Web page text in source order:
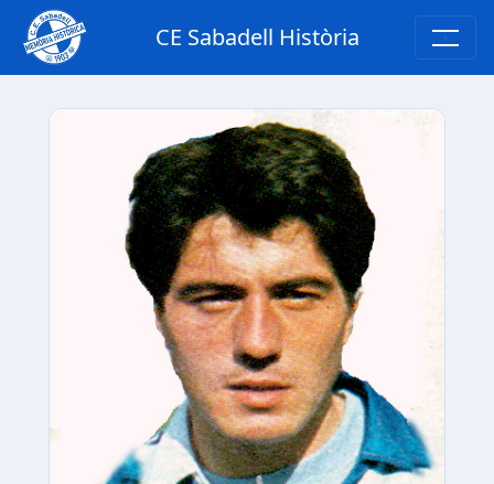
CE Sabadell Història